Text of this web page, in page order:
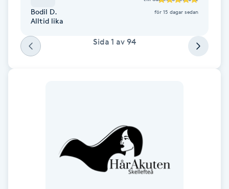
Fotsvamp
Fotvård
Fransar
Fransförlängning
Bodil D. för 15 dagar sedan
Alltid lika
Sida 1 av 94